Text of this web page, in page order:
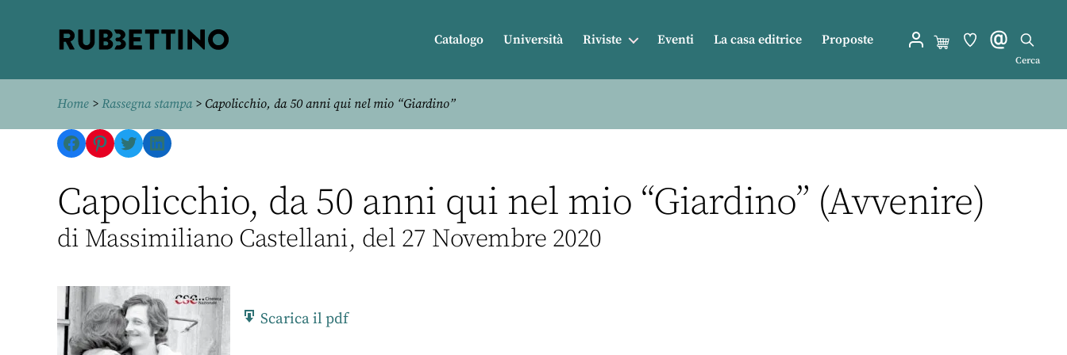
Catalogo Università Riviste Eventi La casa editrice Proposte
Cerca
Home > Rassegna stampa> Capolicchio, da 50 anni qui nel mio “Giardino”
Facebook
Pinterest
TwitterLinkedIn
Capolicchio, da 50 anni qui nel mio “Giardino” (Avvenire)
di Massimiliano Castellani, del 27 Novembre 2020
Scarica il pdf